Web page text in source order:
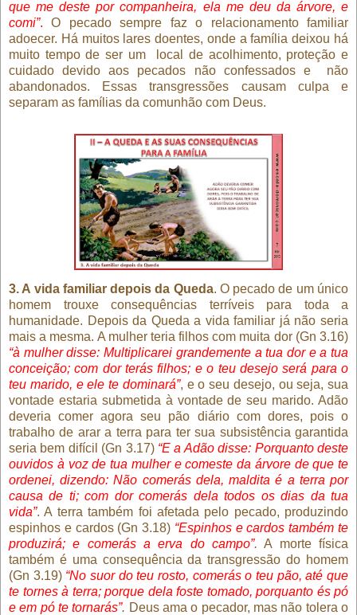
que me deste por companheira, ela me deu da árvore, e
comi”.O pecado sempre faz o relacionamento familiar
adoecer. Há muitos lares doentes, onde a família deixou há
muito tempo de ser um
local de acolhimento, proteção e
cuidado devido aos pecados não confessados e
não
abandonados. Essas transgressões causam culpa e
separam as famílias da comunhão com Deus.
3. A vida familiar depois da Queda. O pecado de um único
homem trouxe consequências terríveis para toda a
humanidade. Depois da Queda a vida familiar já não seria
mais a mesma. A mulher teria filhos com muita dor (Gn 3.16)
“à mulher disse: Multiplicarei grandemente a tua dor e a tua
conceição; com dor terás filhos; e o teu desejo será para o
teu marido, e ele te dominará”, e o seu desejo, ou seja, sua
vontade estaria submetida à vontade de seu marido. Adão
deveria comer agora seu pão diário com dores, pois o
trabalho de arar a terra para ter sua subsistência garantida
seria bem difícil (Gn 3.17) “E a Adão disse: Porquanto deste
ouvidos à voz de tua mulher e comeste da árvore de que te
ordenei, dizendo: Não comerás dela, maldita é a terra por
causa de ti; com dor comerás dela todos os dias da tua
vida”. A terra também foi afetada pelo pecado, produzindo
espinhos e cardos (Gn 3.18) “Espinhos e cardos também te
produzirá; e comerás a erva do campo”. A morte física
também é uma consequência da transgressão do homem
(Gn 3.19) “No suor do teu rosto, comerás o teu pão, até que
te tornes à terra; porque dela foste tomado, porquanto és pó
e em pó te tornarás”. Deus ama o pecador, mas não tolera o